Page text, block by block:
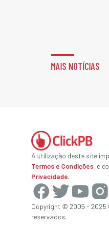
MAIS NOTÍCIAS
A utilização deste site
Termos e Condições, e
Privacidade.
Copyright © 2005 - 2025
reservados.